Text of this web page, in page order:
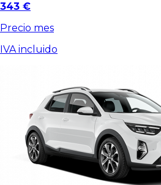
343 €
Precio mes
IVA incluido